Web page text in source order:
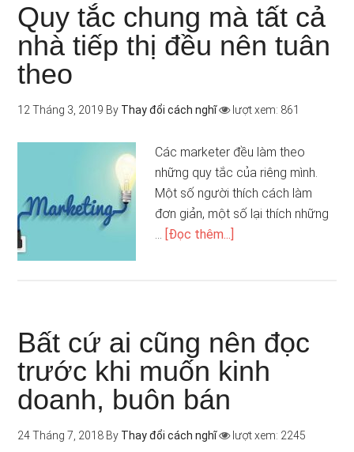
Quy tắc chung mà tất cả
nhà tiếp thị đều nên tuân
theo
12 Tháng 3, 2019 By Thay đổi cách nghĩ lượt xem: 861
Các marketer đều làm theo
những quy tắc của riêng mình.
Một số người thích cách làm
đơn giản, một số lại thích những
… [Đọc thêm...]
Bất cứ ai cũng nên đọc
trước khi muốn kinh
doanh, buôn bán
24 Tháng 7, 2018 By Thay đổi cách nghĩ lượt xem: 2245